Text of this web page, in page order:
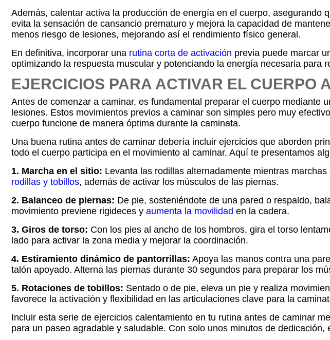
Además, calentar activa la producción de energía en el cuerpo,
evita la sensación de cansancio prematuro y mejora la capacidad de
menos riesgo de lesiones, mejorando así el rendimiento físico general.
En definitiva, incorporar una rutina corta de activación previa puede marcar
optimizando la respuesta muscular y potenciando la energía necesaria para
EJERCICIOS PARA ACTIVAR EL CUERPO
Antes de comenzar a caminar, es fundamental preparar el cuerpo
lesiones. Estos movimientos previos a caminar son simples pero muy
cuerpo funcione de manera óptima durante la caminata.
Una buena rutina antes de caminar debería incluir ejercicios que aborden
todo el cuerpo participa en el movimiento al caminar. Aquí te presentamos
1. Marcha en el sitio: Levanta las rodillas alternadamente mientras
rodillas y tobillos, además de activar los músculos de las piernas.
2. Balanceo de piernas: De pie, sosteniéndote de una pared o respaldo,
movimiento previene rigideces y aumenta la movilidad en la cadera.
3. Giros de torso: Con los pies al ancho de los hombros, gira el torso
lado para activar la zona media y mejorar la coordinación.
4. Estiramiento dinámico de pantorrillas: Apoya las manos contra una
talón apoyado. Alterna las piernas durante 30 segundos para preparar los
5. Rotaciones de tobillos: Sentado o de pie, eleva un pie y realiza
favorece la activación y flexibilidad en las articulaciones clave para la
Incluir esta serie de ejercicios calentamiento en tu rutina antes de caminar
para un paseo agradable y saludable. Con solo unos minutos de